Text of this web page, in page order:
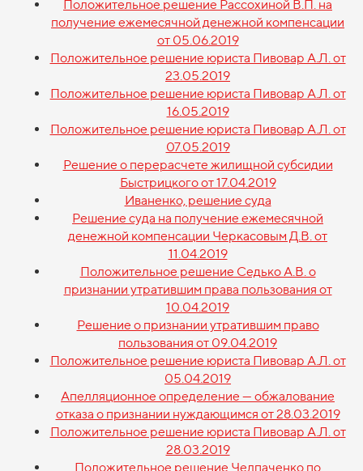
Положительное решение Рассохиной В.П. на
получение ежемесячной денежной компенсации
от 05.06.2019
Положительное решение юриста Пивовар А.Л. от
23.05.2019
Положительное решение юриста Пивовар А.Л. от
16.05.2019
Положительное решение юриста Пивовар А.Л. от
07.05.2019
Решение о перерасчете жилищной субсидии
Быстрицкого от 17.04.2019
Иваненко, решение суда
Решение суда на получение ежемесячной
денежной компенсации Черкасовым Д.В. от
11.04.2019
Положительное решение Седько А.В. о
признании утратившим права пользования от
10.04.2019
Решение о признании утратившим право
пользования от 09.04.2019
Положительное решение юриста Пивовар А.Л. от
05.04.2019
Апелляционное определение — обжалование
отказа о признании нуждающимся от 28.03.2019
Положительное решение юриста Пивовар А.Л. от
28.03.2019
Положительное решение Челпаченко по